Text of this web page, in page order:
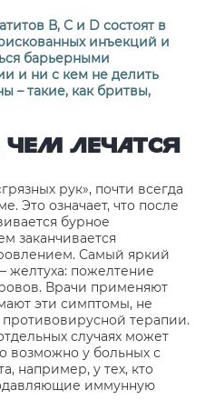
В, С и D состоят в
инъекций и
барьерными
и ни с кем не делить
– такие, как бритвы,
ЛЕЧАТСЯ
рук», почти всегда
Это означает, что после
бурное
заканчивается
Самый яркий
желтуха: пожелтение
Врачи применяют
эти симптомы, не
терапии.
случаях может
возможно у больных с
например, у тех, кто
иммунную